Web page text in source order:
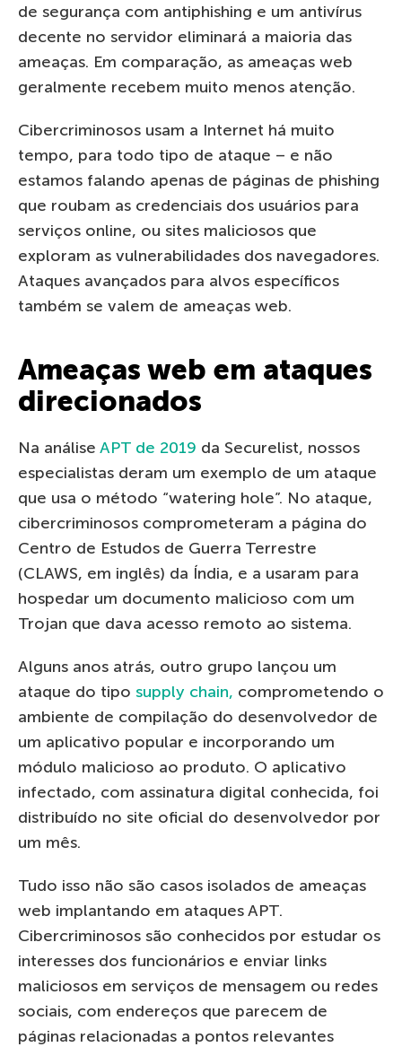
de segurança com antiphishing e um antivírus
decente no servidor eliminará a maioria das
ameaças. Em comparação, as ameaças web
geralmente recebem muito menos atenção.
Cibercriminosos usam a Internet há muito
tempo, para todo tipo de ataque – e não
estamos falando apenas de páginas de phishing
que roubam as credenciais dos usuários para
serviços online, ou sites maliciosos que
exploram as vulnerabilidades dos navegadores.
Ataques avançados para alvos específicos
também se valem de ameaças web.
Ameaças web em ataques
direcionados
Na análise APT de 2019 da Securelist, nossos
especialistas deram um exemplo de um ataque
que usa o método “watering hole”. No ataque,
cibercriminosos comprometeram a página do
Centro de Estudos de Guerra Terrestre
(CLAWS, em inglês) da Índia, e a usaram para
hospedar um documento malicioso com um
Trojan que dava acesso remoto ao sistema.
Alguns anos atrás, outro grupo lançou um
ataque do tipo supply chain, comprometendo o
ambiente de compilação do desenvolvedor de
um aplicativo popular e incorporando um
módulo malicioso ao produto. O aplicativo
infectado, com assinatura digital conhecida, foi
distribuído no site oficial do desenvolvedor por
um mês.
Tudo isso não são casos isolados de ameaças
web implantando em ataques APT.
Cibercriminosos são conhecidos por estudar os
interesses dos funcionários e enviar links
maliciosos em serviços de mensagem ou redes
sociais, com endereços que parecem de
páginas relacionadas a pontos relevantes